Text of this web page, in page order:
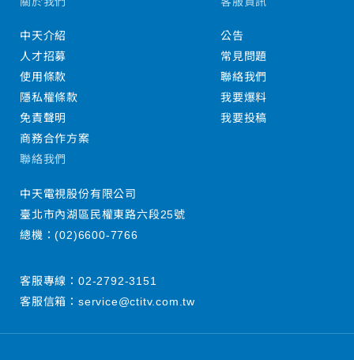
中天介紹
人才招募
使用條款
隱私權條款
免責聲明
商務合作方案
公告
常見問題
聯絡我們
我要爆料
我要投稿
聯絡我們
中天電視股份有限公司
臺北市內湖區民權東路六段25號
總機：(02)6600-7766
客服專線： 02-2792-3151
客服信箱： service@ctitv.com.tw